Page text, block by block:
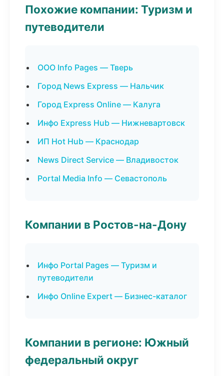
Похожие компании: Туризм и
путеводители
ООО Info Pages — Тверь
Город News Express — Нальчик
Город Express Online — Калуга
Инфо Express Hub — Нижневартовск
ИП Hot Hub — Краснодар
News Direct Service — Владивосток
Portal Media Info — Севастополь
Компании в Ростов-на-Дону
Инфо Portal Pages — Туризм и
путеводители
Инфо Online Expert — Бизнес-каталог
Компании в регионе: Южный
федеральный округ